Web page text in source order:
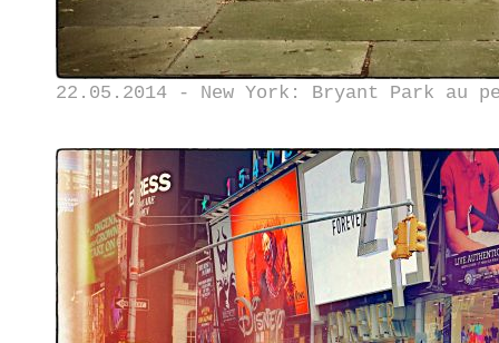
22.05.2014 - New York: Bryant Park